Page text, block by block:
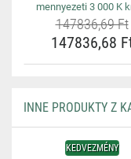
mennyezeti 3 000 K
147836,69 Ft
147836,68
INNE PRODUKTY Z
KEDVEZMÉNY